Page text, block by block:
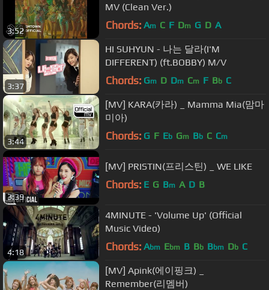
3:52
MV (Clean Ver.)
Chords: Am C F Dm G D A
3:37
HI SUHYUN - 나는 달라(I'M
DIFFERENT) (ft.BOBBY) M/V
Chords: Gm D Dm Cm F Bb C
3:44
[MV] KARA(카라) _ Mamma Mia(맘마
미아)
Chords: G F Eb Gm Bb C Cm
3:39
[MV] PRISTIN(프리스틴) _ WE LIKE
Chords: E G Bm A D B
4:18
4MINUTE - 'Volume Up' (Official
Music Video)
Chords: Abm Ebm B Bb Bbm Db C
[MV] Apink(에이핑크) _
Remember(리멤버)